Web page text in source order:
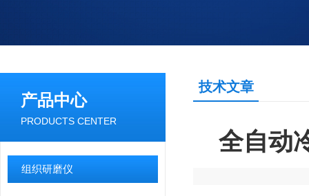
产品中心
PRODUCTS CENTER
组织研磨仪
技术文章
全自动